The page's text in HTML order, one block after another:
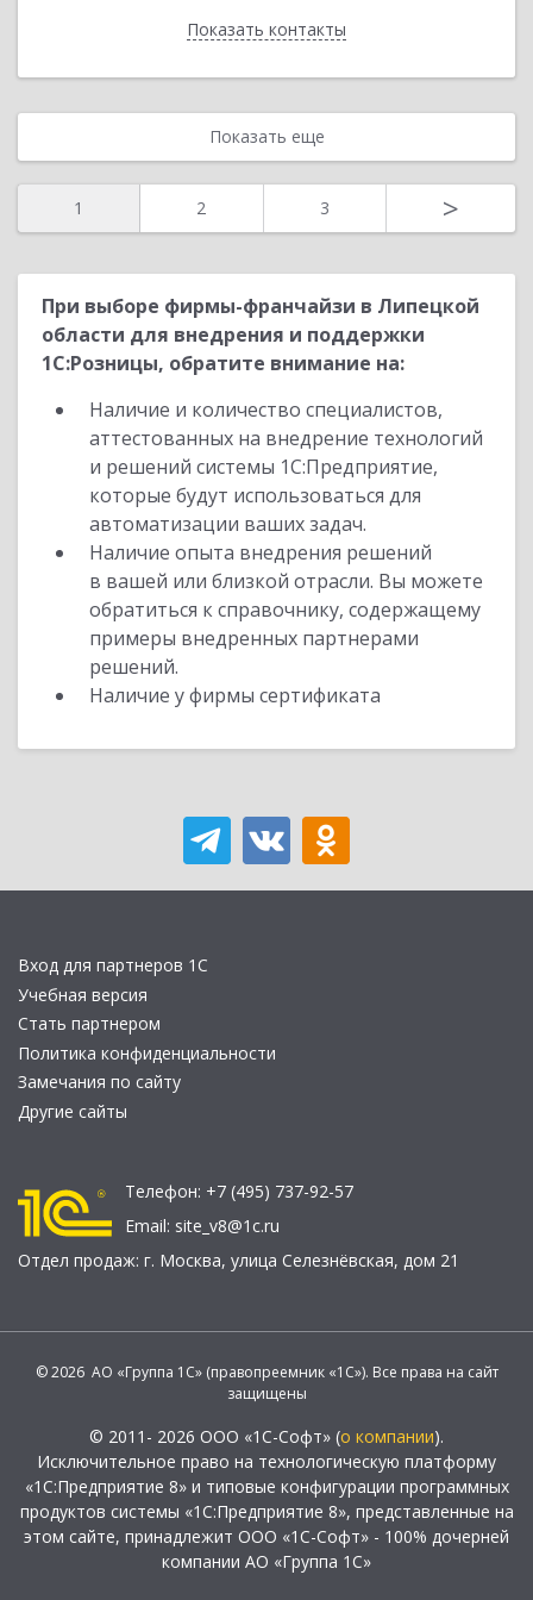
Показать контакты
Назад
Показать еще
1 2 3 >
При выборе фирмы-франчайзи в Липецкой
области для внедрения и поддержки
1С:Розницы, обратите внимание на:
Наличие и количество специалистов,
аттестованных на внедрение технологий
и решений системы 1С:Предприятие,
которые будут использоваться для
автоматизации ваших задач.
Наличие опыта внедрения решений
в вашей или близкой отрасли. Вы можете
обратиться к справочнику, содержащему
примеры внедренных партнерами
решений.
Наличие у фирмы сертификата
Вход для партнеров 1С
Учебная версия
Стать партнером
Политика конфиденциальности
Замечания по сайту
Другие сайты
Телефон: +7 (495) 737-92-57
Email: site_v8@1c.ru
Отдел продаж: г. Москва, улица Селезнёвская, дом 21
© 2026 АО «Группа 1С» (правопреемник «1С»). Все права на сайт
защищены
© 2011- 2026 ООО «1С-Софт» (о компании).
Исключительное право на технологическую платформу
«1С:Предприятие 8» и типовые конфигурации программных
продуктов системы «1С:Предприятие 8», представленные на
этом сайте, принадлежит ООО «1С-Софт» - 100% дочерней
компании АО «Группа 1С»